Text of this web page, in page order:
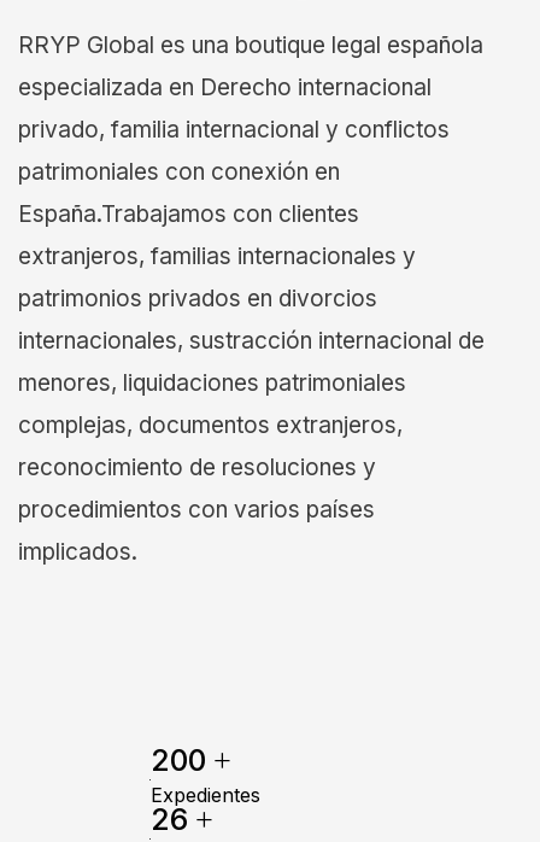
RRYP Global es una boutique legal española
especializada en Derecho internacional
privado, familia internacional y conflictos
patrimoniales con conexión en
España.Trabajamos con clientes
extranjeros, familias internacionales y
patrimonios privados en divorcios
internacionales, sustracción internacional de
menores, liquidaciones patrimoniales
complejas, documentos extranjeros,
reconocimiento de resoluciones y
procedimientos con varios países
implicados.
200 +
Expedientes
26 +